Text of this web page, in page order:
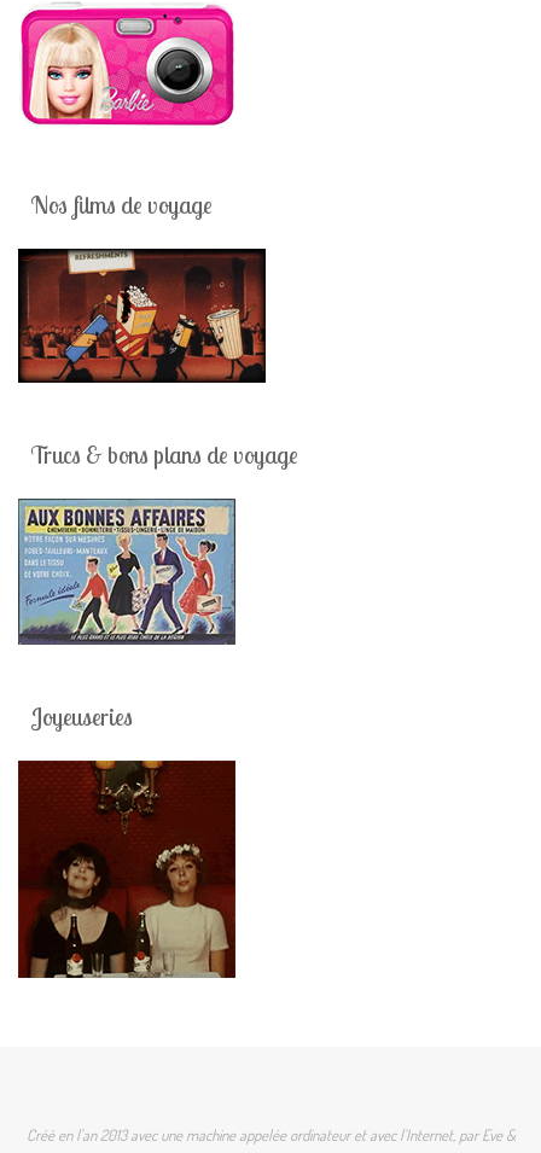
Nos films de voyage
Trucs & bons plans de voyage
Joyeuseries
Créé en l'an 2013 avec une machine appelée ordinateur et avec l'Internet, par Eve &